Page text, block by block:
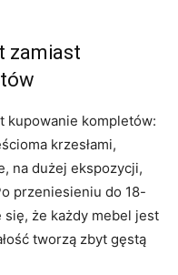
zamiast
kupowanie kompletów:
krzesłami,
na dużej ekspozycji,
przeniesieniu do 18-
że każdy mebel jest
tworzą zbyt gęstą